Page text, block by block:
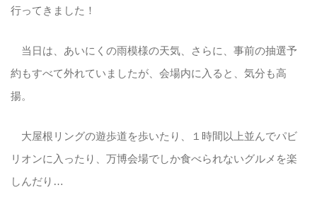
行ってきました！
当日は、あいにくの雨模様の天気、さらに、事前の抽選予
約もすべて外れていましたが、会場内に入ると、気分も高
揚。
大屋根リングの遊歩道を歩いたり、１時間以上並んでパビ
リオンに入ったり、万博会場でしか食べられないグルメを楽
しんだり…